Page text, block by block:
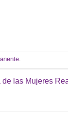
las Mujeres